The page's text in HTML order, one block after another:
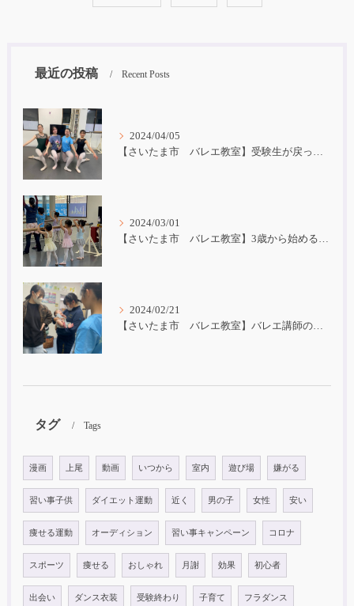
最近の投稿 Recent Posts
2024/04/05
2024/03/01
2024/02/21
【さいたま市 バレエ教室】バレエ講師の子育て
タグ Tags
漫画 上尾 動画 いつから 室内 遊び場 嫌がる
習い事子供 ダイエット運動 近く 男の子 女性 安い
痩せる運動 オーディション 習い事キャンペーン コロナ
スポーツ 痩せる おしゃれ 月謝 効果 初心者
出会い ダンス衣装 受験終わり 子育て フラダンス